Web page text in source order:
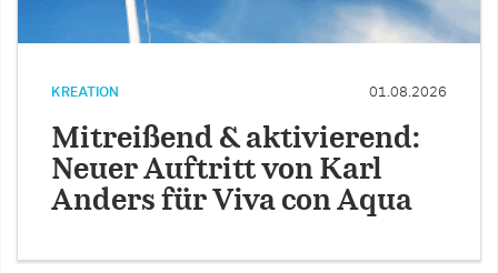
KREATION 01.08.2026
Mitreißend & aktivierend:
Neuer Auftritt von Karl
Anders für Viva con Aqua